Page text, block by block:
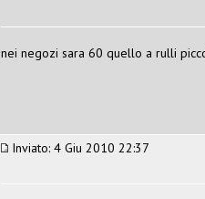
nei negozi sara 60 quello a rulli
Inviato: 4 Giu 2010 22:37